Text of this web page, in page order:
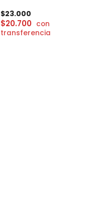
$23.000
$20.700 con
transferencia